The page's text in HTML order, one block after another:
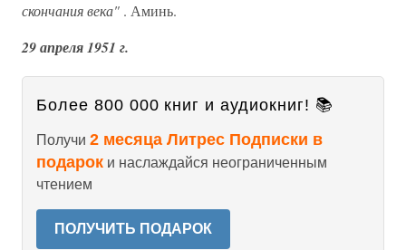
скончания века" . Аминь.
29 апреля 1951 г.
Более 800 000 книг и аудиокниг! 📚
Получи 2 месяца Литрес Подписки в
подарок и наслаждайся неограниченным
чтением
ПОЛУЧИТЬ ПОДАРОК